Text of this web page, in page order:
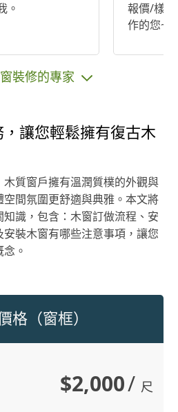
。
報價/樣
作的您~
有需求的
裝修的專家
讓您輕鬆擁有復古木
質窗戶擁有溫潤質樸的外觀與
間氛圍更舒適與典雅。本文將
識，包含：木窗訂做流程、安
裝木窗有哪些注意事項，讓您
。
格（窗框）
$2,000/ 尺